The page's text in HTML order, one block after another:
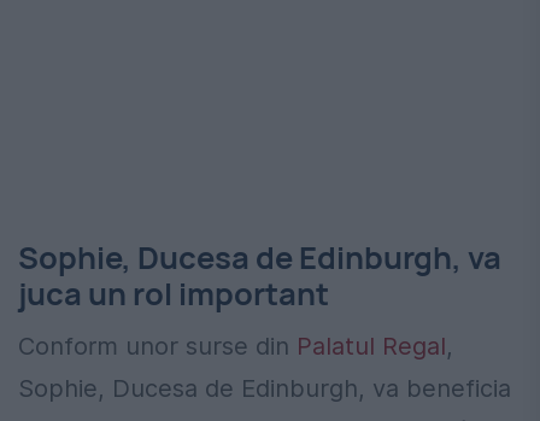
Sophie, Ducesa de Edinburgh, va
juca un rol important
Conform unor surse din Palatul Regal,
Sophie, Ducesa de Edinburgh, va beneficia